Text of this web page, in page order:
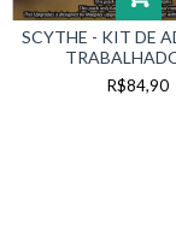
SCYTHE - KIT DE
R$84,90